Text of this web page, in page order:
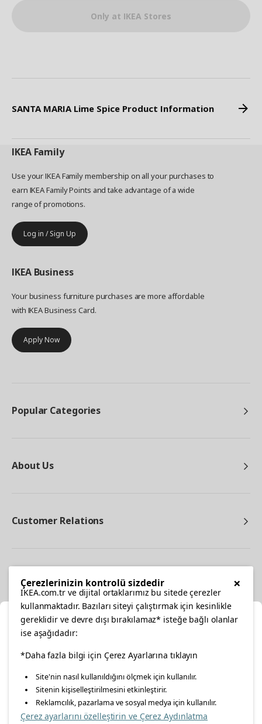
Only at IKEA Stores
SANTA MARIA Lime Spice Product Information
IKEA Family
Use your IKEA Family membership on all your purchases to
earn IKEA Family Points and take advantage of a wide
range of promotions.
Log in / Sign Up
IKEA Business
Your business furniture purchases are more affordable
with IKEA Business Card.
Apply Now
Popular Categories
About Us
Customer Relations
facebooktwitterinstagrampinterestyoutube
linkedin
Select Location
Please select to see the content specific to your delivery
location for your orders from Online Store.
×
Çerezlerinizin kontrolü sizdedir
IKEA.com.tr ve dijital ortaklarımız bu sitede çerezler
kullanmaktadır. Bazıları siteyi çalıştırmak için kesinlikle
gereklidir ve devre dışı bırakılamaz* isteğe bağlı olanlar
ise aşağıdadır:
*Daha fazla bilgi için Çerez Ayarlarına tıklayın
Site'nin nasıl kullanıldığını ölçmek için kullanılır.
Sitenin kişiselleştirilmesini etkinleştirir.
Reklamcılık, pazarlama ve sosyal medya için kullanılır.
Çerez ayarlarını özelleştirin ve Çerez Aydınlatma